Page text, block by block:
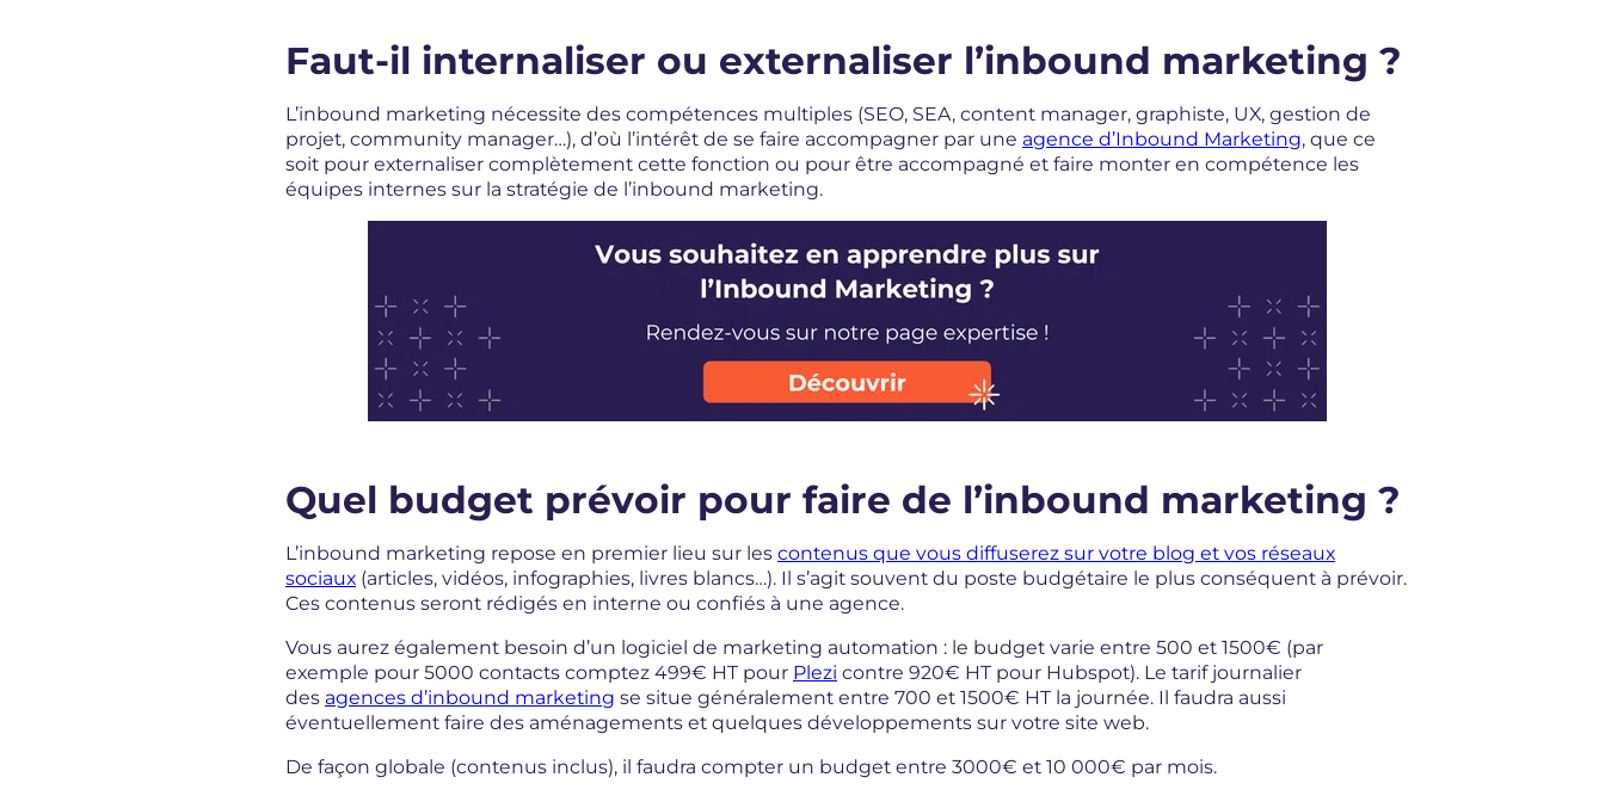
Faut-il internaliser ou externaliser l’inbound marketing ?
L’inbound marketing nécessite des compétences multiples (SEO, SEA, content manager, graphiste, UX, gestion de
projet, community manager…), d’où l’intérêt de se faire accompagner par une agence d’Inbound Marketing, que ce
soit pour externaliser complètement cette fonction ou pour être accompagné et faire monter en compétence les
équipes internes sur la stratégie de l’inbound marketing.
Quel budget prévoir pour faire de l’inbound marketing ?
L’inbound marketing repose en premier lieu sur les contenus que vous diffuserez sur votre blog et vos réseaux
sociaux (articles, vidéos, infographies, livres blancs…). Il s’agit souvent du poste budgétaire le plus conséquent à prévoir.
Ces contenus seront rédigés en interne ou confiés à une agence.
Vous aurez également besoin d’un logiciel de marketing automation : le budget varie entre 500 et 1500€ (par
exemple pour 5000 contacts comptez 499€ HT pour Plezi contre 920€ HT pour Hubspot). Le tarif journalier
des agences d’inbound marketing se situe généralement entre 700 et 1500€ HT la journée. Il faudra aussi
éventuellement faire des aménagements et quelques développements sur votre site web.
De façon globale (contenus inclus), il faudra compter un budget entre 3000€ et 10 000€ par mois.